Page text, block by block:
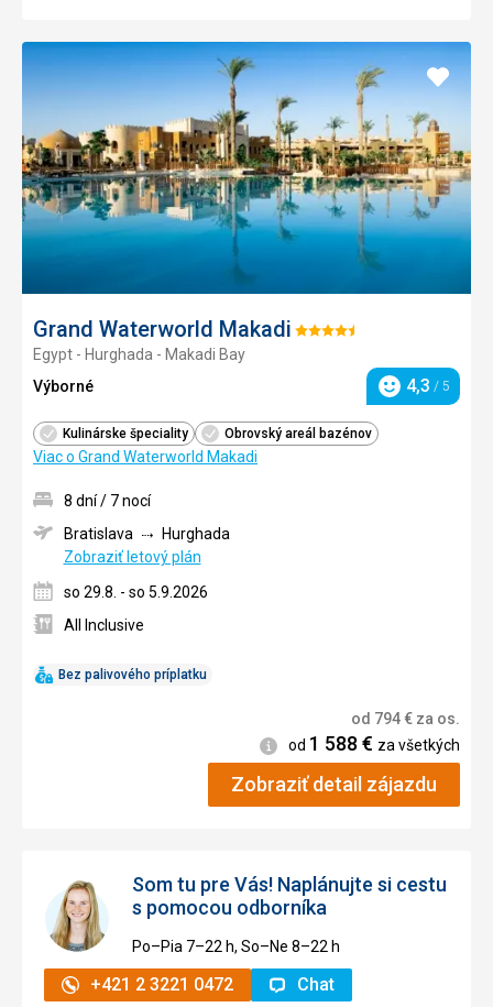
Grand Waterworld Makadi Hodnotenie:
Egypt - Hurghada - Makadi Bay
Výborné
Hodnotenie
4,3 / 5
Kulinárske špeciality Obrovský areál bazénov
Viac o Grand Waterworld Makadi
Pridať
Bez palivového príplatku
8 dní / 7 nocí
Bratislava
Hurghada
Zobraziť letový plán
so 29.8. - so 5.9.2026
All Inclusive
od 794€ za os.
Informácie
od 1 588 € za všetkých
Zobraziť detail zájazdu
Som tu pre Vás! Naplánujte si cestu
s pomocou odborníka
Po–Pia 7–⁠⁠⁠⁠⁠⁠22 h, So–Ne 8–⁠⁠⁠⁠⁠⁠22 h
+421 2 3221 0472 Chat